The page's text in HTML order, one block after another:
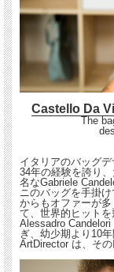
Castello Da
The
イタリアのバッグ
34年の経験を誇り
名なGabriele
ニのバッグを手掛
からもオファーが
て、世界的ヒット
Alessadro
ぎ、幼少期より10
ArtDirector は、そ